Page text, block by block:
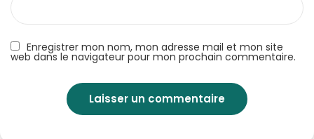
Enregistrer mon nom, mon adresse mail et mon site
web dans le navigateur pour mon prochain commentaire.